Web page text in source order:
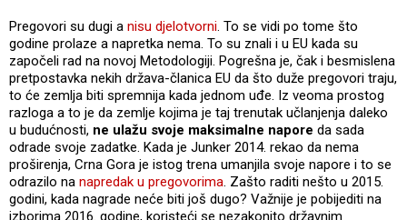
Pregovori su dugi a nisu djelotvorni. To se vidi po tome što
godine prolaze a napretka nema. To su znali i u EU kada su
započeli rad na novoj Metodologiji. Pogrešna je, čak i besmislena
pretpostavka nekih država-članica EU da što duže pregovori traju,
to će zemlja biti spremnija kada jednom uđe. Iz veoma prostog
razloga a to je da zemlje kojima je taj trenutak učlanjenja daleko
u budućnosti, ne ulažu svoje maksimalne napore da sada
odrade svoje zadatke. Kada je Junker 2014. rekao da nema
proširenja, Crna Gora je istog trena umanjila svoje napore i to se
odrazilo na napredak u pregovorima. Zašto raditi nešto u 2015.
godini, kada nagrade neće biti još dugo? Važnije je pobijediti na
izborima 2016. godine, koristeći se nezakonito državnim